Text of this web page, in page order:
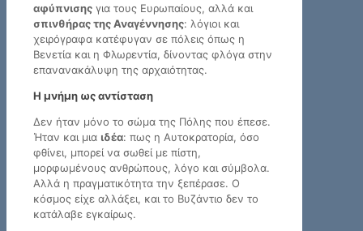
αφύπνισης για τους Ευρωπαίους, αλλά και
σπινθήρας της Αναγέννησης: λόγιοι και
χειρόγραφα κατέφυγαν σε πόλεις όπως η
Βενετία και η Φλωρεντία, δίνοντας φλόγα στην
επανανακάλυψη της αρχαιότητας.
Η μνήμη ως αντίσταση
Δεν ήταν μόνο το σώμα της Πόλης που έπεσε.
Ήταν και μια ιδέα: πως η Αυτοκρατορία, όσο
φθίνει, μπορεί να σωθεί με πίστη,
μορφωμένους ανθρώπους, λόγο και σύμβολα.
Αλλά η πραγματικότητα την ξεπέρασε. Ο
κόσμος είχε αλλάξει, και το Βυζάντιο δεν το
κατάλαβε εγκαίρως.